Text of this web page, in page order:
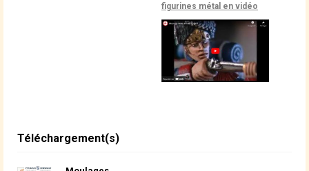
figurines métal en vidéo
Téléchargement(s)